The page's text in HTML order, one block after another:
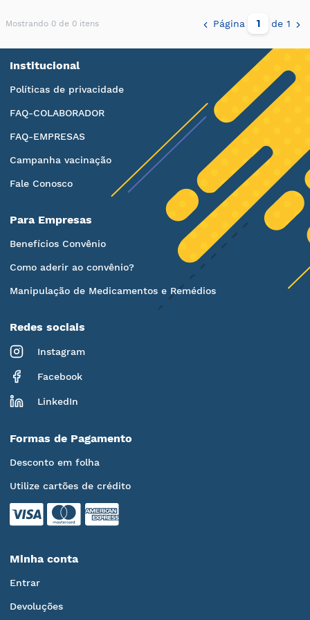
Mostrando 0 de 0 itens Página de 1
Institucional
Políticas de privacidade
FAQ-COLABORADOR
FAQ-EMPRESAS
Campanha vacinação
Fale Conosco
Para Empresas
Benefícios Convênio
Como aderir ao convênio?
Manipulação de Medicamentos e Remédios
Redes sociais
Instagram
Facebook
LinkedIn
Formas de Pagamento
Desconto em folha
Utilize cartões de crédito
Minha conta
Entrar
Devoluções